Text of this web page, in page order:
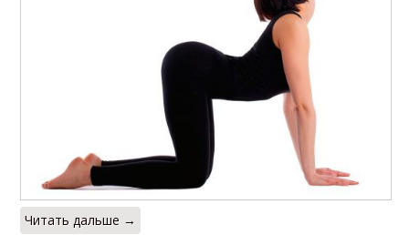
Читать дальше →